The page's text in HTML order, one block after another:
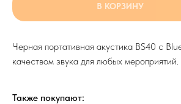
В КОРЗИНУ
Черная портативная акустика BS40 с
качеством звука для любых мероприятий.
Также покупают: